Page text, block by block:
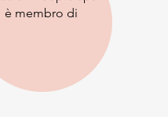
è membro di